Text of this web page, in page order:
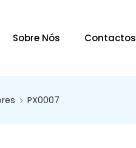
Sobre Nós Contactos
PX0007